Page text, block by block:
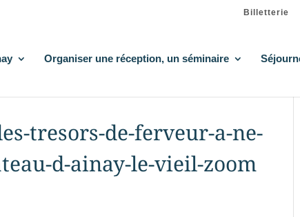
Billetterie
Organiser une réception, un séminaire
tresors-de-ferveur-a-ne-
d-ainay-le-vieil-zoom